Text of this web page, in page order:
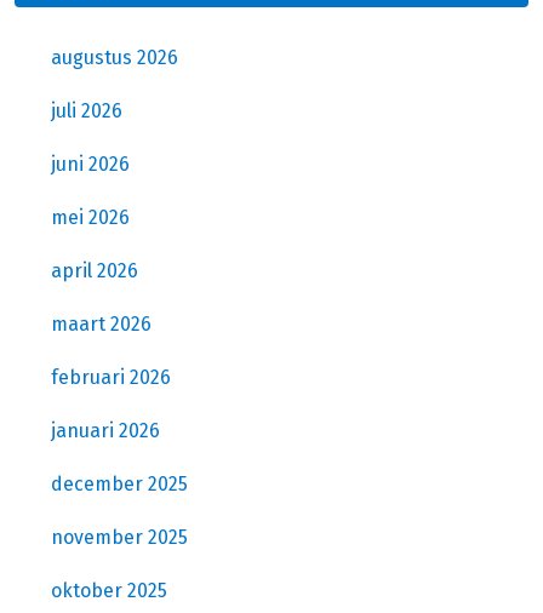
augustus 2026
juli 2026
juni 2026
mei 2026
april 2026
maart 2026
februari 2026
januari 2026
december 2025
november 2025
oktober 2025